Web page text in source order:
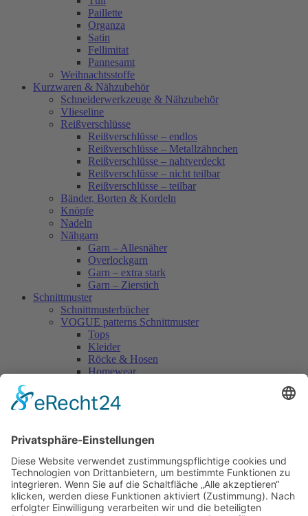
Paillette
Organza
Satin
Fellimitat
Pannesamt
Weihnachtsstoffe
Kurzwaren & Nähzubehör
Schneiderwerkzeuge & Nähzubehör
Vlieseline
Reißverschlüsse
Reißverschlüsse – endlos
Reißverschlüsse – Metallzähnchen
Reißverschlüsse – nahtverdeckt
Reißverschlüsse – nicht teilbar
Reißverschlüsse – teilbar
Bänder, Borten & Kordeln
Knöpfe
Nadeln
Nähgarn
Garn – Allesnäher
Overlockgarn
Garn – extra stark
Garn – Zierstich
Schnittmuster
Schnittmusterbücher
VOGUE patterns Schnittmuster
Tops
Kleider
Röcke & Hosen
Homewear
Vogue Vintage
Herren
Accessoires
Einzelschnittmuster Burda
Tops
Kleider
Röcke & Hosen
Homewear
Jacken & Mäntel